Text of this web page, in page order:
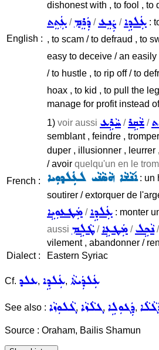
English :
dishonest with , to fool , to
ܥܲܬܸܬ /ܕܲܪܸܡ /ܨܲܢܸܥ /ܥܲܠܕܹܐ :
, to scam / to defraud , to
easy to deceive / an
/ to hustle , to rip off / to
hoax , to kid , to pull the
manage for profit instead
French :
1) voir aussi ܚܵܪܹܥ /ܫܵܩܹܪ /
semblant , feindre ,
duper , illusionner , leurrer
/ avoir quelqu'un en le
ܐ݇ܢܵܫܵܐ ܗܵܣܵܢܵܝ ܠܥܲܠܕܘܼܝܐ: un
soutirer / extorquer de
ܡܲܛܥܘܼܝܹܐ /ܥܲܠܕܹܐ : monter
aussi ܛܵܠܹܡ/ܡܲܛܥܹܐ /ܢܵܟܹܠ/
vilement , abandonner /
Dialect :
Eastern Syriac
Cf. ܥܠܕ, ܥܲܠܕܹܐ, ܥܲܠܕܲܝܬܵܐ
See also : ܓܵܠܘܼܙܵܐ, ܓܠܵܙܵܐ, ܕܲܓܘܼܠܹܐ,
Source : Oraham, Bailis Shamun